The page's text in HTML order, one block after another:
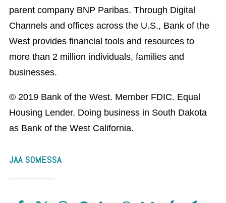
parent company BNP Paribas. Through Digital
Channels and offices across the U.S., Bank of the
West provides financial tools and resources to
more than 2 million individuals, families and
businesses.
© 2019 Bank of the West. Member FDIC. Equal
Housing Lender. Doing business in South Dakota
as Bank of the West California.
JAA SOMESSA